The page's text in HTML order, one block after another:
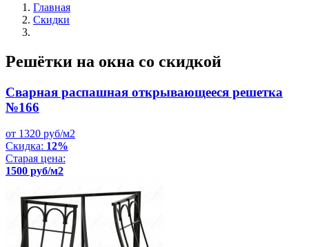
Главная
Скидки
Решётки на окна со скидкой
Сварная распашная открывающееся решетка
№166
от 1320 руб/м2
Скидка: 12%
Старая цена:
1500 руб/м2